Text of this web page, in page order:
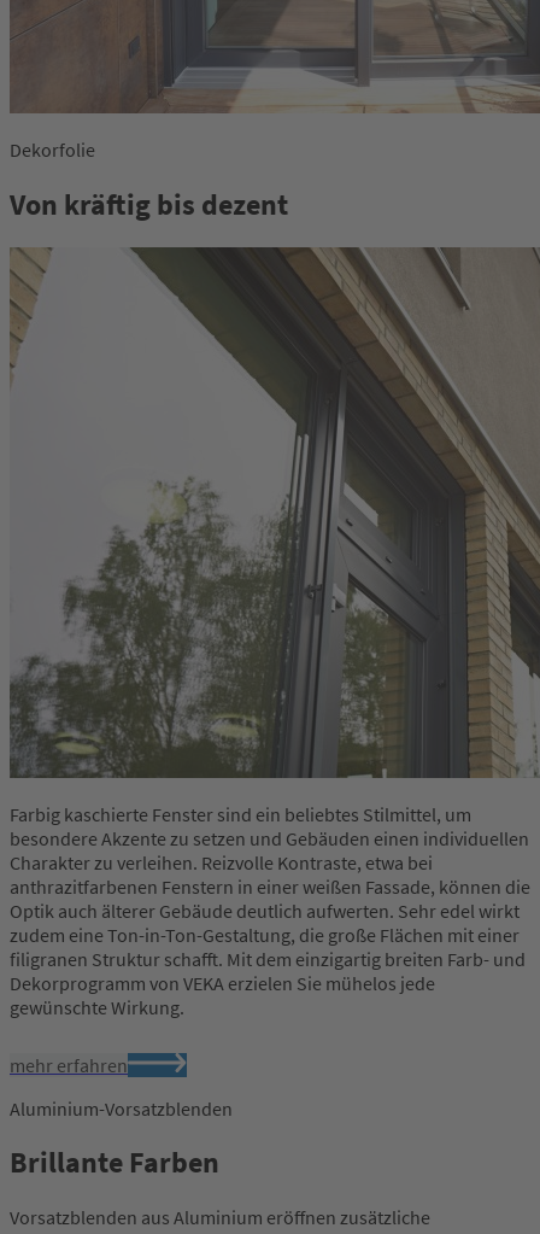
Dekorfolie
Von kräftig bis dezent
Farbig kaschierte Fenster sind ein beliebtes Stilmittel, um
besondere Akzente zu setzen und Gebäuden einen individuellen
Charakter zu verleihen. Reizvolle Kontraste, etwa bei
anthrazitfarbenen Fenstern in einer weißen Fassade, können die
Optik auch älterer Gebäude deutlich aufwerten. Sehr edel wirkt
zudem eine Ton-in-Ton-Gestaltung, die große Flächen mit einer
filigranen Struktur schafft. Mit dem einzigartig breiten Farb- und
Dekorprogramm von VEKA erzielen Sie mühelos jede
gewünschte Wirkung.
mehr erfahren
Aluminium-Vorsatzblenden
Brillante Farben
Vorsatzblenden aus Aluminium eröffnen zusätzliche